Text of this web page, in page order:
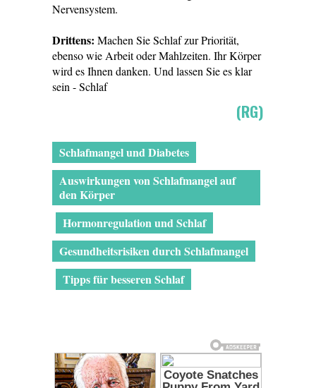
Nervensystem.
Drittens: Machen Sie Schlaf zur Priorität,
ebenso wie Arbeit oder Mahlzeiten. Ihr Körper
wird es Ihnen danken. Und lassen Sie es klar
sein - Schlaf
(RG)
Schlafmangel und Diabetes
Auswirkungen von Schlafmangel auf
den Körper
Hormonregulation und Schlaf
Gesundheitsrisiken durch Schlafmangel
Tipps für besseren Schlaf